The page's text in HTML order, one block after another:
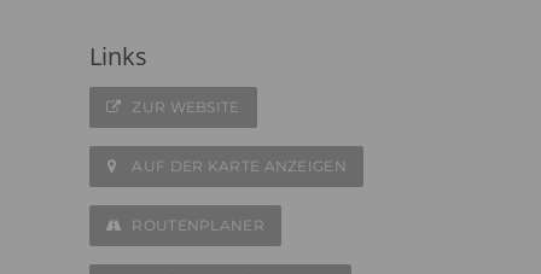
Links
ZUR WEBSITE
AUF DER KARTE ANZEIGEN
ROUTENPLANER